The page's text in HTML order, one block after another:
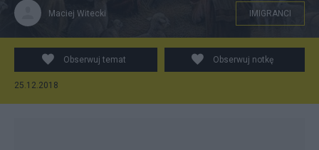
Maciej Witecki IMIGRANCI
Obserwuj temat Obserwuj notkę
25.12.2018